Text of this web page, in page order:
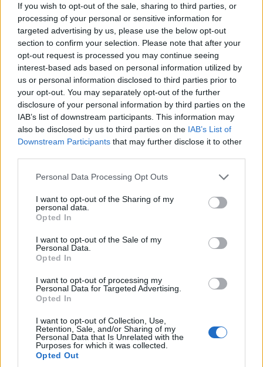
If you wish to opt-out of the sale, sharing to third parties, or
processing of your personal or sensitive information for
targeted advertising by us, please use the below opt-out
section to confirm your selection. Please note that after your
opt-out request is processed you may continue seeing
interest-based ads based on personal information utilized by
us or personal information disclosed to third parties prior to
your opt-out. You may separately opt-out of the further
disclosure of your personal information by third parties on the
IAB’s list of downstream participants. This information may
also be disclosed by us to third parties on the IAB’s List of
Downstream Participants that may further disclose it to other
Please note that this website/app uses one or more Google
not limited to your visit or usage behaviour. You may click to
grant or deny consent to Google and its third-party tags to
use your data for below specified purposes in below Google
consent section.
Personal Data Processing Opt Outs
I want to opt-out of the Sharing of my
personal data.
Opted In
I want to opt-out of the Sale of my
Personal Data.
Opted In
I want to opt-out of processing my
Personal Data for Targeted Advertising.
Opted In
I want to opt-out of Collection, Use,
Retention, Sale, and/or Sharing of my
Personal Data that Is Unrelated with the
Purposes for which it was collected.
Opted Out
Földvári Szabolcs emlékeztetett arra, hogy ha
Szlovákiának sikerül az adószakadékot Csehország vagy
Magyarország százalékos szintjére csökkentenie, az
évente több százmillió euróval több bevételt jelentene a
költségvetés számára.
"Más országok tapasztalatai azt mutatják, hogy az
adószakadék további csökkentése érdekében fejlett,
adatelemzésen alapuló csalásfelderítési módszereket
kell alkalmazni, amelyek képesek felismerni a kifinomult
felderítésére a járvánnyal kapcsolatos állami
támogatások vagy az európai uniós támogatások
lehívása során is.
A SAS-ról
A SAS megbízható elemzési partnere olyan
szervezeteknek, akik azonnali értéket keresnek
adataikban. Mélyelemzési megoldásainknak és széles
körű ipari ismereteinknek köszönhetjük visszatérő
ügyfeleink bizalmát. A SAS® segítségével felfedezheti
és betekinthet az adatai mögött rejlő összefüggésekbe.